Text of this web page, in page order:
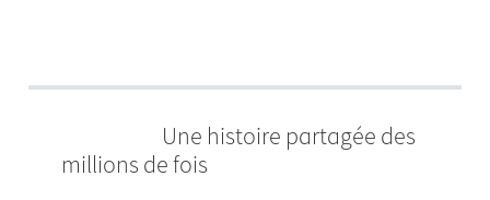
Une histoire partagée des
millions de fois